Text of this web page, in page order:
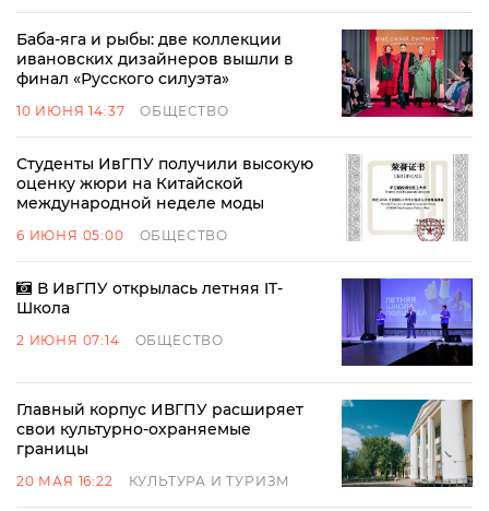
Баба-яга и рыбы: две коллекции
ивановских дизайнеров вышли в
финал «Русского силуэта»
10 ИЮНЯ 14:37 ОБЩЕСТВО
Студенты ИвГПУ получили высокую
оценку жюри на Китайской
международной неделе моды
6 ИЮНЯ 05:00 ОБЩЕСТВО
В ИвГПУ открылась летняя IT-
Школа
2 ИЮНЯ 07:14 ОБЩЕСТВО
Главный корпус ИВГПУ расширяет
свои культурно-охраняемые
границы
20 МАЯ 16:22 КУЛЬТУРА И ТУРИЗМ